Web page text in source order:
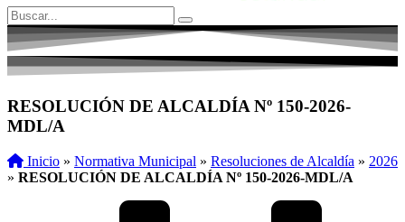
RESOLUCIÓN DE ALCALDÍA Nº 150-2026-
MDL/A
Inicio » Normativa Municipal » Resoluciones de Alcaldía » 2026
» RESOLUCIÓN DE ALCALDÍA Nº 150-2026-MDL/A